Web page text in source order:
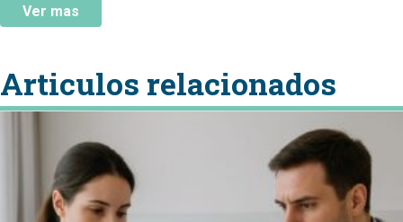
Ver mas
Articulos relacionados